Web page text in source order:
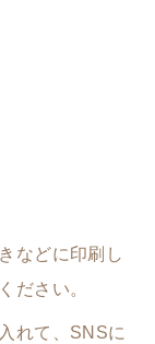
などに印刷し
ださい。
れて、SNSに